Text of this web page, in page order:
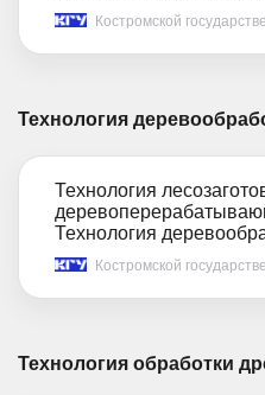
Костромской
Технология
Технология
Технология
Костромской
Технология обработки